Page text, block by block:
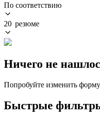
По соответствию
20 резюме
Ничего не
Попробуйте изменить
Быстрые